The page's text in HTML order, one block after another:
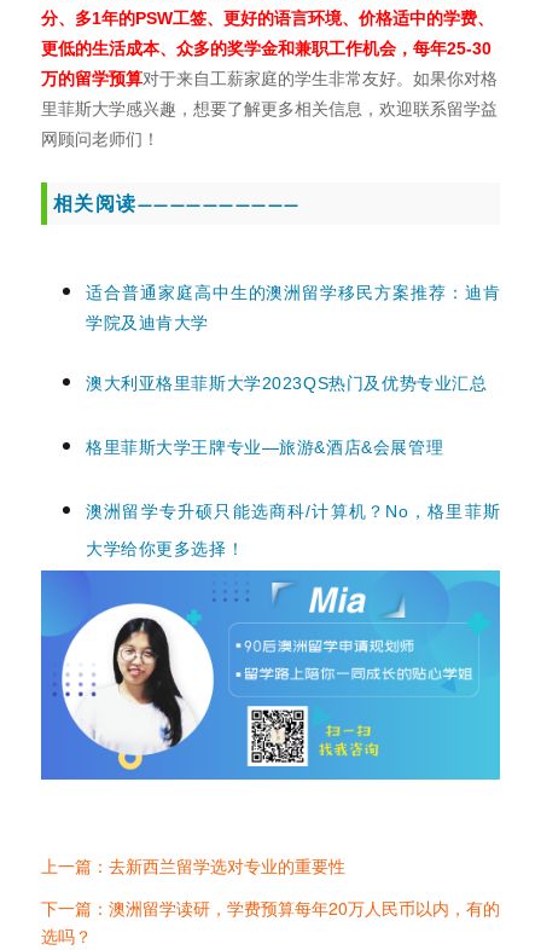
分、多1年的PSW工签、更好的语言环境、价格适中的学费、
更低的生活成本、众多的奖学金和兼职工作机会，每年25-30
万的留学预算对于来自工薪家庭的学生非常友好。如果你对格
里菲斯大学感兴趣，想要了解更多相关信息，欢迎联系留学益
网顾问老师们！
相关阅读——————————
适合普通家庭高中生的澳洲留学移民方案推荐：迪肯
学院及迪肯大学
澳大利亚格里菲斯大学2023QS热门及优势专业汇总
格里菲斯大学王牌专业—旅游&酒店&会展管理
澳洲留学专升硕只能选商科/计算机？No，格里菲斯
大学给你更多选择！
上一篇：去新西兰留学选对专业的重要性
下一篇：澳洲留学读研，学费预算每年20万人民币以内，有的
选吗？